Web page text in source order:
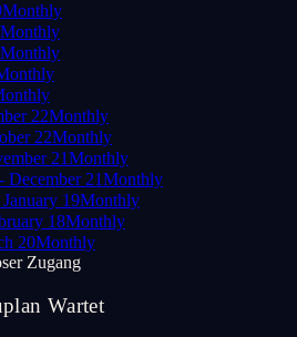
Monthly
Monthly
Monthly
22Monthly
22Monthly
21Monthly
December 21Monthly
19Monthly
18Monthly
20Monthly
Zugang
Wartet